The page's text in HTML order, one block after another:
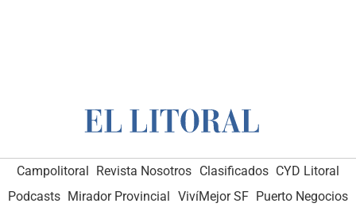
Campolitoral Revista Nosotros Clasificados CYD Litoral
Podcasts Mirador Provincial VivíMejor SF Puerto Negocios